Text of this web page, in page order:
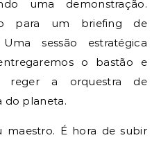
uma demonstração.
para um briefing de
sessão estratégica
o bastão e
reger a orquestra de
do planeta.
maestro. É hora de subir